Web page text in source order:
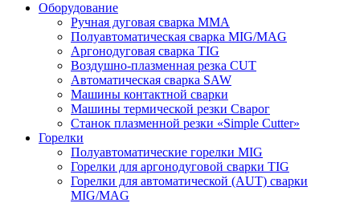
Оборудование
Ручная дуговая сварка ММА
Полуавтоматическая сварка MIG/MAG
Аргонодуговая сварка TIG
Воздушно-плазменная резка CUT
Автоматическая сварка SAW
Машины контактной сварки
Машины термической резки Сварог
Станок плазменной резки «Simple Cutter»
Горелки
Полуавтоматические горелки MIG
Горелки для аргонодуговой сварки TIG
Горелки для автоматической (AUT) сварки
MIG/MAG